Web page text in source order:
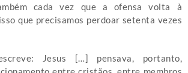
cada vez que a ofensa volta à
que precisamos perdoar setenta vezes
Jesus […] pensava, portanto,